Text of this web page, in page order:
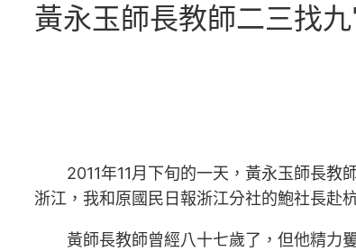
黃永玉師長教師二三找
2011年11月下旬的一天，黃永玉師長
浙江，我和原國民日報浙江分社的鮑社長赴
黃師長教師曾經八十七歲了，但他精力